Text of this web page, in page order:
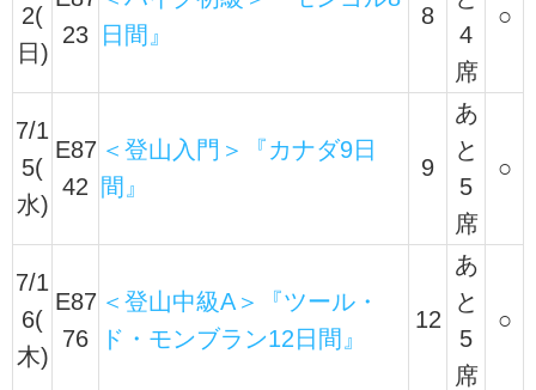
2(
日)
23 日間』
8
4
席
○
7/1
5(
水)
E87
42
＜登山入門＞『カナダ9日
間』
9
あ
と
5
席
○
7/1
6(
木)
E87
76
＜登山中級A＞『ツール・
ド・モンブラン12日間』
12
あ
と
5
席
○